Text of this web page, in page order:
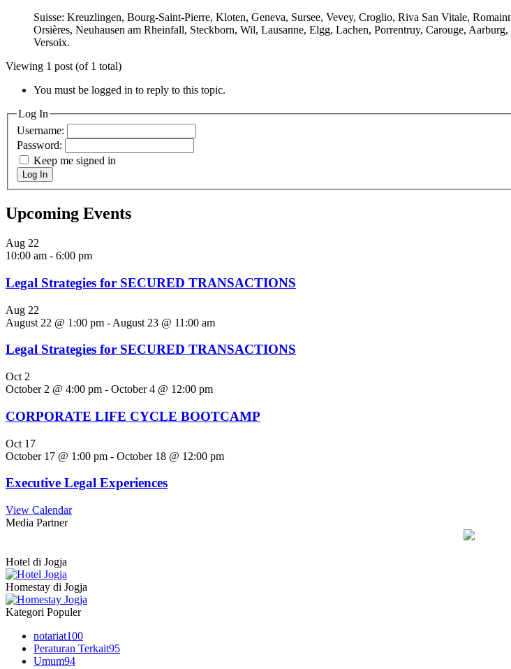
Suisse: Kreuzlingen, Bourg-Saint-Pierre, Kloten, Geneva, Sursee, Vevey, Croglio, Riva San Vitale,
Orsières, Neuhausen am Rheinfall, Steckborn, Wil, Lausanne, Elgg, Lachen, Porrentruy, Carouge,
Versoix.
Viewing 1 post (of 1 total)
You must be logged in to reply to this topic.
Log In
Username:
Password:
Keep me signed in
Log In
Upcoming Events
Aug 22
10:00 am - 6:00 pm
Legal Strategies for SECURED TRANSACTIONS
Aug 22
August 22 @ 1:00 pm - August 23 @ 11:00 am
Legal Strategies for SECURED TRANSACTIONS
Oct 2
October 2 @ 4:00 pm - October 4 @ 12:00 pm
CORPORATE LIFE CYCLE BOOTCAMP
Oct 17
October 17 @ 1:00 pm - October 18 @ 12:00 pm
Executive Legal Experiences
View Calendar
Media Partner
Hotel di Jogja
Homestay di Jogja
Kategori Populer
notariat100
Peraturan Terkait95
Umum94